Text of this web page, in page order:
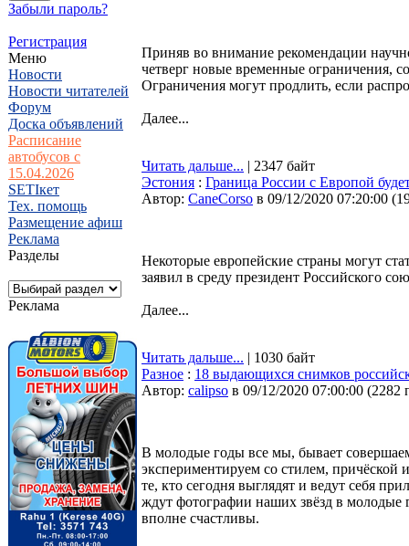
Забыли пароль?
Регистрация
Меню
Новости
Новости читателей
Форум
Доска объявлений
Расписание
автобусов с
15.04.2026
SETIкет
Тех. помощь
Размещение афиш
Реклама
Разделы
Реклама
Приняв во внимание рекомендации
четверг новые временные ограничения,
Ограничения могут продлить, если
Далее...
Читать дальше... | 2347 байт
Эстония : Граница России с Европой
Автор: CaneCorso в 09/12/2020 07:20:00 (
Некоторые европейские страны могут
заявил в среду президент Российского
Далее...
Читать дальше... | 1030 байт
Разное : 18 выдающихся снимков
Автор: calipso в 09/12/2020 07:00:00 (2282
В молодые годы все мы, бывает
экспериментируем со стилем, причёской
те, кто сегодня выглядят и ведут себя
ждут фотографии наших звёзд в молодые
вполне счастливы.